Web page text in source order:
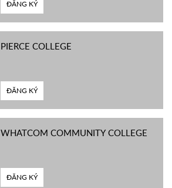
ĐĂNG KÝ
PIERCE COLLEGE
ĐĂNG KÝ
WHATCOM COMMUNITY COLLEGE
ĐĂNG KÝ